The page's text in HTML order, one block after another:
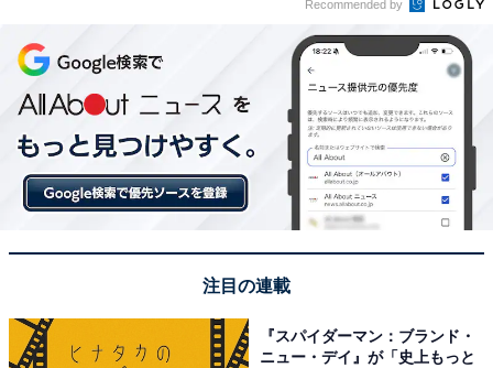
Recommended by
注目の連載
『スパイダーマン：ブランド・
ニュー・デイ』が「史上もっと